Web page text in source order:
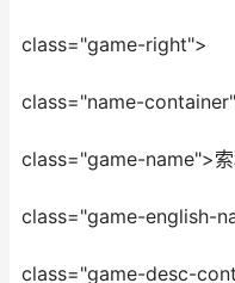
class="game-right">
class="name-
class="game-name">
class="game-english-
class="game-desc-